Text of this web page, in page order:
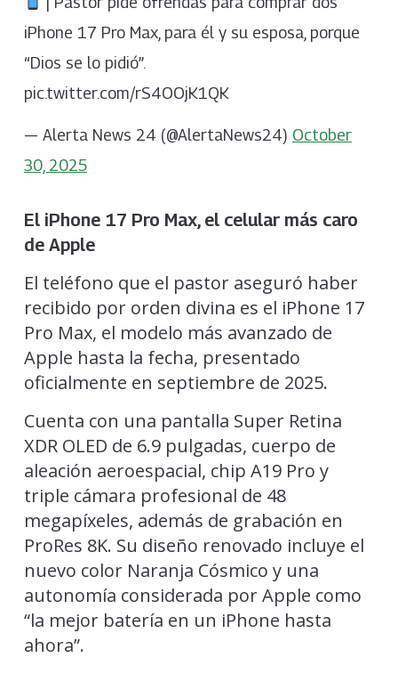
iPhone 17 Pro Max, para él y su esposa, porque
“Dios se lo pidió”.
pic.twitter.com/rS4OOjK1QK
— Alerta News 24 (@AlertaNews24) October
30, 2025
El iPhone 17 Pro Max, el celular más caro
de Apple
El teléfono que el pastor aseguró haber
recibido por orden divina es el iPhone 17
Pro Max, el modelo más avanzado de
Apple hasta la fecha, presentado
oficialmente en septiembre de 2025.
Cuenta con una pantalla Super Retina
XDR OLED de 6.9 pulgadas, cuerpo de
aleación aeroespacial, chip A19 Pro y
triple cámara profesional de 48
megapíxeles, además de grabación en
ProRes 8K. Su diseño renovado incluye el
nuevo color Naranja Cósmico y una
autonomía considerada por Apple como
“la mejor batería en un iPhone hasta
ahora”.